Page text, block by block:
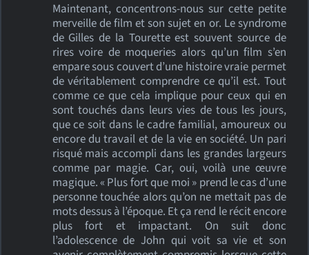
Maintenant, concentrons-nous sur cette petite
merveille de film et son sujet en or. Le syndrome
de Gilles de la Tourette est souvent source de
rires voire de moqueries alors qu’un film s’en
empare sous couvert d’une histoire vraie permet
de véritablement comprendre ce qu’il est. Tout
comme ce que cela implique pour ceux qui en
sont touchés dans leurs vies de tous les jours,
que ce soit dans le cadre familial, amoureux ou
encore du travail et de la vie en société. Un pari
risqué mais accompli dans les grandes largeurs
comme par magie. Car, oui, voilà une œuvre
magique. « Plus fort que moi » prend le cas d’une
personne touchée alors qu’on ne mettait pas de
mots dessus à l’époque. Et ça rend le récit encore
plus fort et impactant. On suit donc
l’adolescence de John qui voit sa vie et son